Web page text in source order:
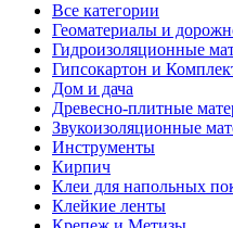
Все категории
Геоматериалы и
Гидроизоляционные
Гипсокартон и
Дом и дача
Древесно-плитные
Звукоизоляционные
Инструменты
Кирпич
Клеи для напольных
Клейкие ленты